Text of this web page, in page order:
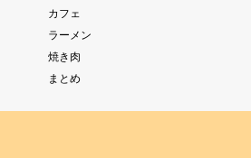
カフェ
ラーメン
焼き肉
まとめ